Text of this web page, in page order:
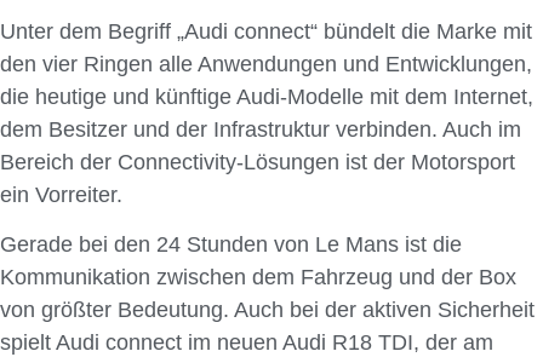
Unter dem Begriff „Audi connect“ bündelt die Marke mit
den vier Ringen alle Anwendungen und Entwicklungen,
die heutige und künftige Audi-Modelle mit dem Internet,
dem Besitzer und der Infrastruktur verbinden. Auch im
Bereich der Connectivity-Lösungen ist der Motorsport
ein Vorreiter.
Gerade bei den 24 Stunden von Le Mans ist die
Kommunikation zwischen dem Fahrzeug und der Box
von größter Bedeutung. Auch bei der aktiven Sicherheit
spielt Audi connect im neuen Audi R18 TDI, der am